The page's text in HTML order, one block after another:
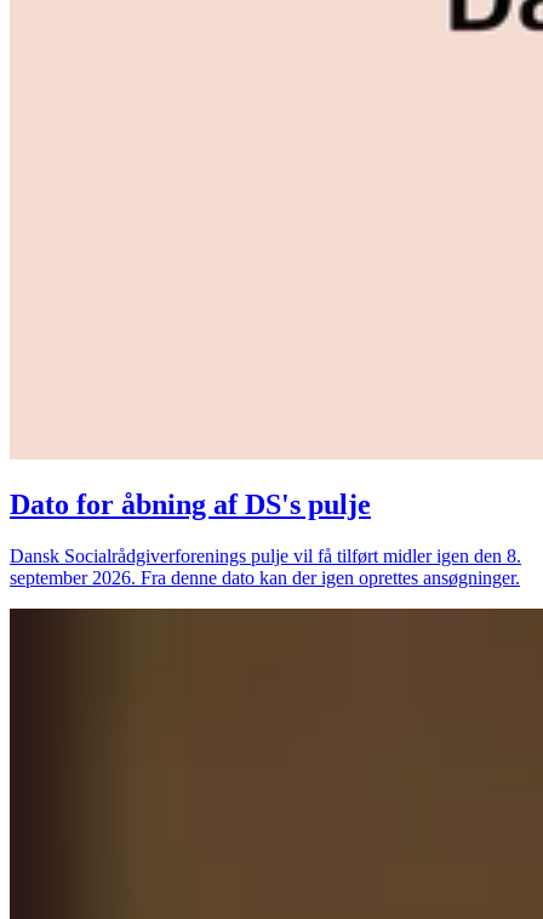
Dato for åbning af DS's pulje
Dansk Socialrådgiverforenings pulje vil få tilført midler igen den 8.
september 2026. Fra denne dato kan der igen oprettes ansøgninger.